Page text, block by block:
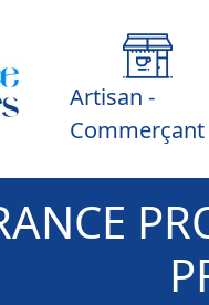
Artisan -
Commerçant